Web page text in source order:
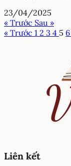
23/04/2025
« Trước Sau »
« Trước 1 2 3 4 5 6
Liên kết